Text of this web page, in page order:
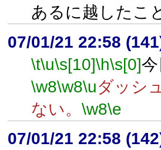
あるに越したこ
07/01/21 22:58
\t\u\s[10]\h\s[0]
\w8\w8\uダッシ
ない。 \w8\e
07/01/21 22:58